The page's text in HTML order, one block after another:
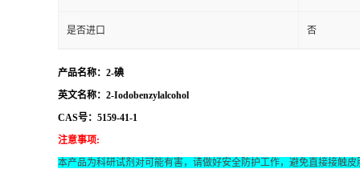
是否进口 否
产品名称：2-碘
英文名称：2-Iodobenzylalcohol
CAS号：5159-41-1
注意事项:
本产品为科研试剂对可能有害，请做好安全防护工作，避免直接接触皮